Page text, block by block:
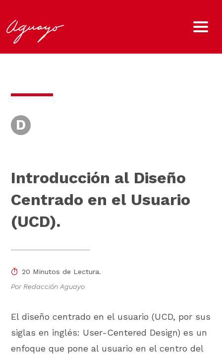
D
Introducción al Diseño
Centrado en el Usuario
(UCD).
20 Minutos de Lectura.
Por Redacción Aguayo
El diseño centrado en el usuario (UCD, por sus
siglas en inglés: User-Centered Design) es un
enfoque que pone al usuario en el centro del